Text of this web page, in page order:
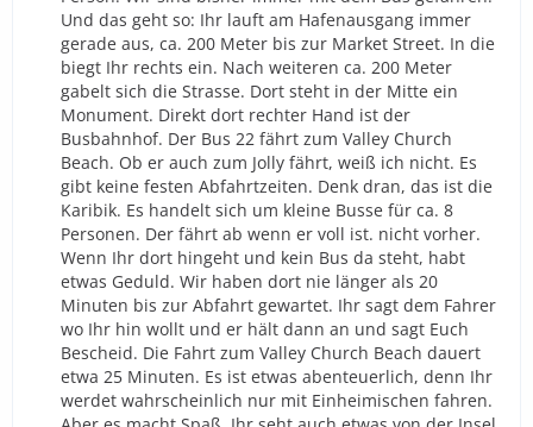
Und das geht so: Ihr lauft am Hafenausgang immer
gerade aus, ca. 200 Meter bis zur Market Street. In die
biegt Ihr rechts ein. Nach weiteren ca. 200 Meter
gabelt sich die Strasse. Dort steht in der Mitte ein
Monument. Direkt dort rechter Hand ist der
Busbahnhof. Der Bus 22 fährt zum Valley Church
Beach. Ob er auch zum Jolly fährt, weiß ich nicht. Es
gibt keine festen Abfahrtzeiten. Denk dran, das ist die
Karibik. Es handelt sich um kleine Busse für ca. 8
Personen. Der fährt ab wenn er voll ist. nicht vorher.
Wenn Ihr dort hingeht und kein Bus da steht, habt
etwas Geduld. Wir haben dort nie länger als 20
Minuten bis zur Abfahrt gewartet. Ihr sagt dem Fahrer
wo Ihr hin wollt und er hält dann an und sagt Euch
Bescheid. Die Fahrt zum Valley Church Beach dauert
etwa 25 Minuten. Es ist etwas abenteuerlich, denn Ihr
werdet wahrscheinlich nur mit Einheimischen fahren.